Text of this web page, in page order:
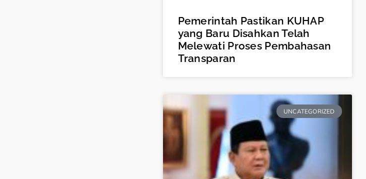
Pemerintah Pastikan KUHAP
yang Baru Disahkan Telah
Melewati Proses Pembahasan
Transparan
UNCATEGORIZED